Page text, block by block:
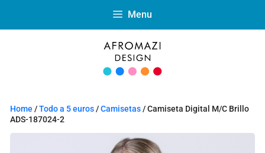
Menu
Home /Todo a 5 euros/Camisetas/ Camiseta Digital M/C Brillo
ADS-187024-2